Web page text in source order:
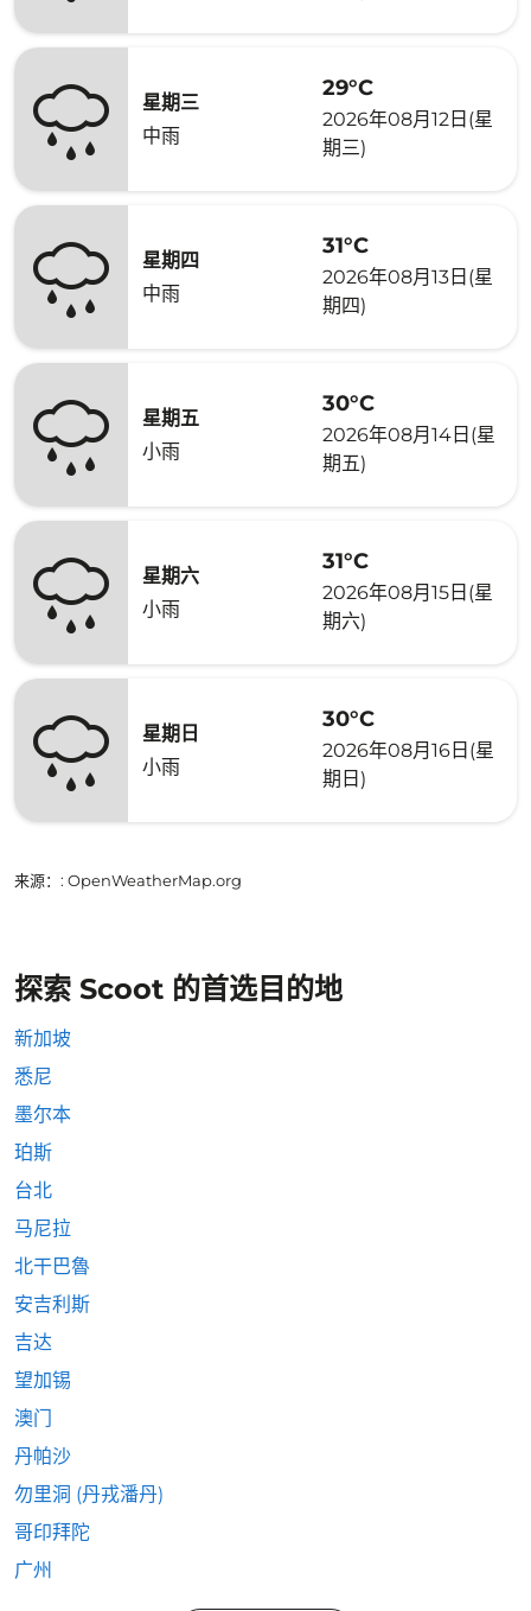
星期三
中雨
29°C
2026年08月12日(星
期三)
星期四
中雨
31°C
2026年08月13日(星
期四)
星期五
小雨
30°C
2026年08月14日(星
期五)
星期六
小雨
31°C
2026年08月15日(星
期六)
星期日
小雨
30°C
2026年08月16日(星
期日)
来源： : OpenWeatherMap.org
探索 Scoot 的首选目的地
新加坡
悉尼
墨尔本
珀斯
台北
马尼拉
北干巴魯
安吉利斯
吉达
望加锡
澳门
丹帕沙
勿里洞 (丹戎潘丹)
哥印拜陀
广州